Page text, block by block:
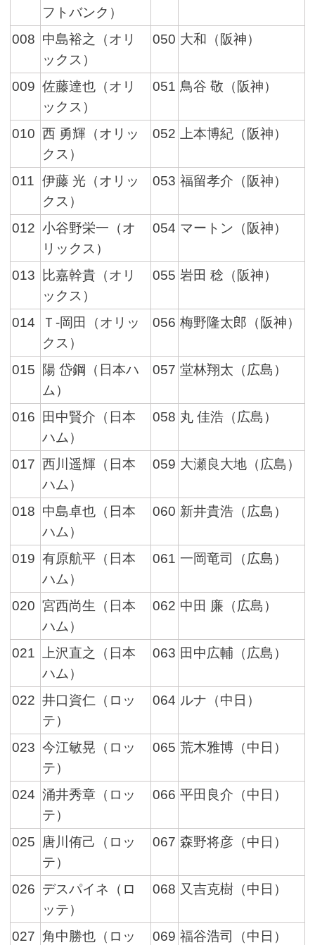
フトバンク）
008 中島裕之（オリ
ックス）
050 大和（阪神）
009 佐藤達也（オリ
ックス）
051 鳥谷 敬（阪神）
010 西 勇輝（オリッ
クス）
052 上本博紀（阪神）
011 伊藤 光（オリッ
クス）
053 福留孝介（阪神）
012 小谷野栄一（オ
リックス）
054 マートン（阪神）
013
比嘉幹貴（オリ
ックス）
055 岩田 稔（阪神）
014
Ｔ-岡田（オリッ
クス）
056 梅野隆太郎（阪神）
015 陽 岱鋼（日本ハ
ム）
057 堂林翔太（広島）
016
田中賢介（日本
ハム）
058 丸 佳浩（広島）
017 西川遥輝（日本
ハム）
059 大瀬良大地（広島）
018 中島卓也（日本
ハム）
060 新井貴浩（広島）
019 有原航平（日本
ハム）
061 一岡竜司（広島）
020 宮西尚生（日本
ハム）
062 中田 廉（広島）
021
上沢直之（日本
ハム）
063 田中広輔（広島）
022 井口資仁（ロッ
テ）
064 ルナ（中日）
023 今江敏晃（ロッ
テ）
065 荒木雅博（中日）
024 涌井秀章（ロッ
テ）
066 平田良介（中日）
025
唐川侑己（ロッ
テ）
067 森野将彦（中日）
026 デスパイネ（ロ
ッテ）
068 又吉克樹（中日）
027 角中勝也（ロッ
069 福谷浩司（中日）